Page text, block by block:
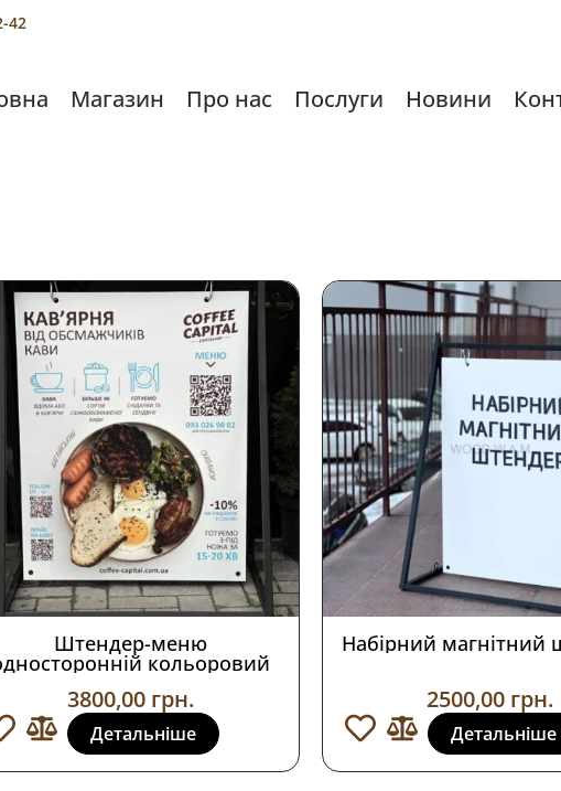
42
Магазин Про нас Послуги Новини
Штендер-меню
кольоровий
3800,00 грн.
Детальніше
Набірний магнітний
2500,00 грн.
Детальніше